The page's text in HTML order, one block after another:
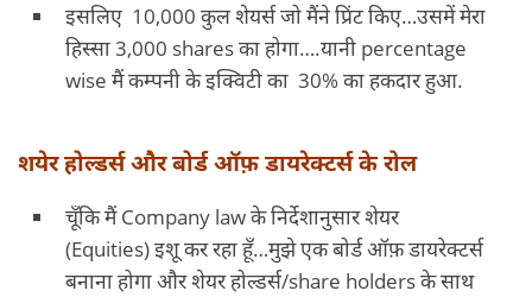
इसलिए 10,000 कुल शेयर्स जो मैंने प्रिंट किए…उसमें मेरा
हिस्सा 3,000 shares का होगा….यानी percentage
wise मैं कम्पनी के इक्विटी का 30% का हकदार हुआ.
शयेर होल्डर्स और बोर्ड ऑफ़ डायरेक्टर्स के रोल
चूँकि मैं Company law के निर्देशानुसार शेयर
(Equities) इशू कर रहा हूँ…मुझे एक बोर्ड ऑफ़ डायरेक्टर्स
बनाना होगा और शेयर होल्डर्स/share holders के साथ